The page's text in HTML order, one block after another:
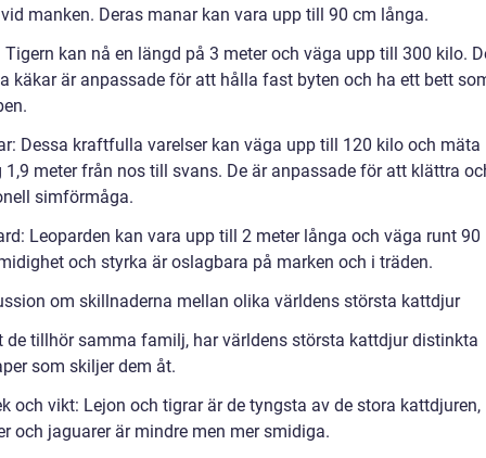
manken. Deras manar kan vara upp till 90 cm långa.
Tigern kan nå en längd på 3 meter och väga upp till 300 kilo.
käkar är anpassade för att hålla fast byten och ha ett bett
Dessa kraftfulla varelser kan väga upp till 120 kilo och mäta
1,9 meter från nos till svans. De är anpassade för att klättra
simförmåga.
Leoparden kan vara upp till 2 meter långa och väga runt 90
och styrka är oslagbara på marken och i träden.
om skillnaderna mellan olika världens största kattdjur
de tillhör samma familj, har världens största kattdjur distinkta
som skiljer dem åt.
och vikt: Lejon och tigrar är de tyngsta av de stora kattdjuren,
och jaguarer är mindre men mer smidiga.